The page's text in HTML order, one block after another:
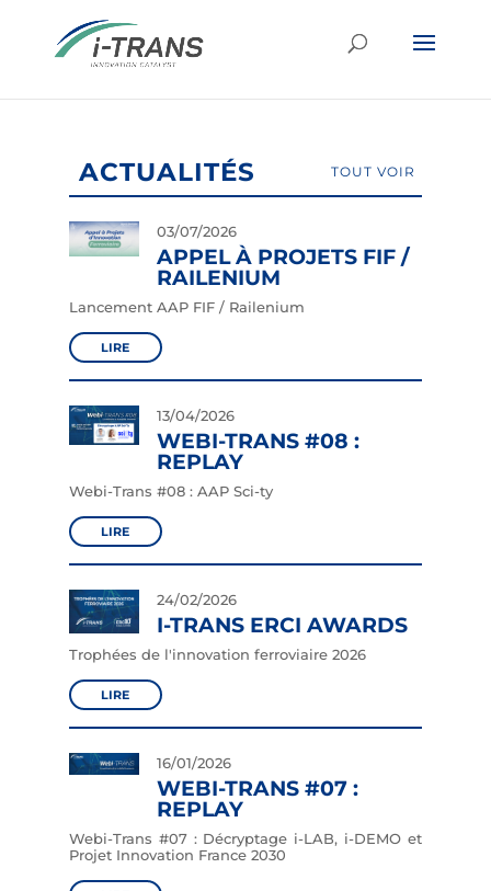
ACTUALITÉS TOUT VOIR
03/07/2026
APPEL À PROJETS FIF /
RAILENIUM
Lancement AAP FIF / Railenium
LIRE
13/04/2026
WEBI-TRANS #08 :
REPLAY
Webi-Trans #08 : AAP Sci-ty
LIRE
24/02/2026
I-TRANS ERCI AWARDS
Trophées de l'innovation ferroviaire 2026
LIRE
16/01/2026
WEBI-TRANS #07 :
REPLAY
Webi-Trans #07 : Décryptage i-LAB, i-DEMO et
Projet Innovation France 2030